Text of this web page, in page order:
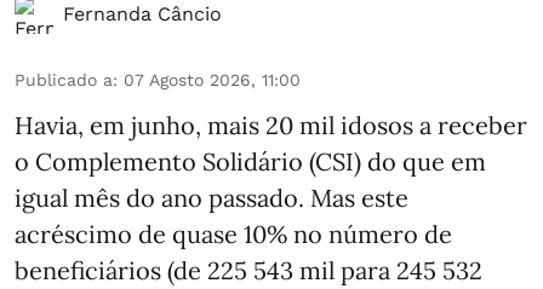
Fernanda Câncio
Publicado a: 07 Agosto 2026, 11:00
Havia, em junho, mais 20 mil idosos a receber
o Complemento Solidário (CSI) do que em
igual mês do ano passado. Mas este
acréscimo de quase 10% no número de
beneficiários (de 225 543 mil para 245 532